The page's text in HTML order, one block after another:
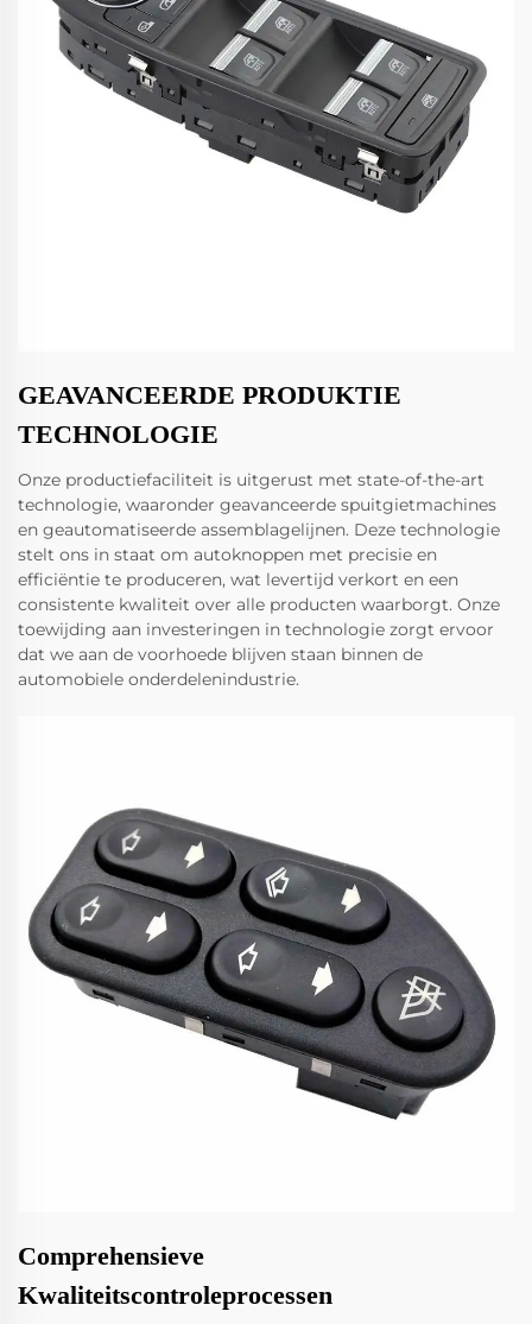
GEAVANCEERDE PRODUKTIE
TECHNOLOGIE
Onze productiefaciliteit is uitgerust met state-of-the-art
technologie, waaronder geavanceerde spuitgietmachines
en geautomatiseerde assemblagelijnen. Deze technologie
stelt ons in staat om autoknoppen met precisie en
efficiëntie te produceren, wat levertijd verkort en een
consistente kwaliteit over alle producten waarborgt. Onze
toewijding aan investeringen in technologie zorgt ervoor
dat we aan de voorhoede blijven staan binnen de
automobiele onderdelenindustrie.
Comprehensieve
Kwaliteitscontroleprocessen